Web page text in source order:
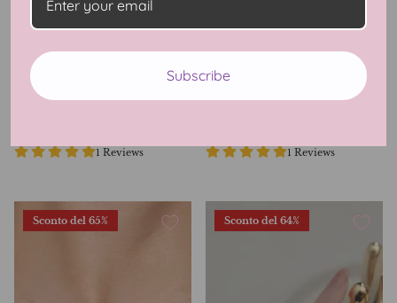
Luxurious Monte Carlo
Ring
1 Reviews
Gold Rush Extra Luxe CZ
1 Reviews
Sconto del 65% Sconto del 64%
Subscribe